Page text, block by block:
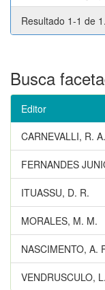
Resultado 1-1 de 1.
Busca
Editor
CARNEVALLI, R. A.
FERNANDES
ITUASSU, D. R.
MORALES, M. M.
NASCIMENTO, A.
VENDRUSCULO,